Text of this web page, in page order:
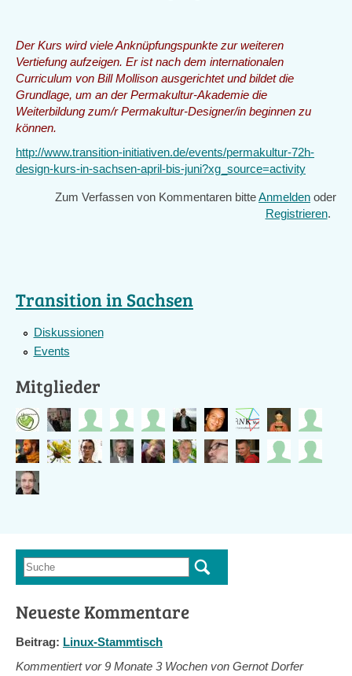
Der Kurs wird viele Anknüpfungspunkte zur weiteren
Vertiefung aufzeigen. Er ist nach dem internationalen
Curriculum von Bill Mollison ausgerichtet und bildet die
Grundlage, um an der Permakultur-Akademie die
Weiterbildung zum/r Permakultur-Designer/in beginnen zu
können.
http://www.transition-initiativen.de/events/permakultur-72h-
design-kurs-in-sachsen-april-bis-juni?xg_source=activity
Zum Verfassen von Kommentaren bitteAnmelden oder
Registrieren.
Transition in Sachsen
Diskussionen
Events
Mitglieder
Suchformular
Suche
Neueste Kommentare
Beitrag: Linux-Stammtisch
Kommentiert vor9 Monate 3 Wochen von Gernot Dorfer